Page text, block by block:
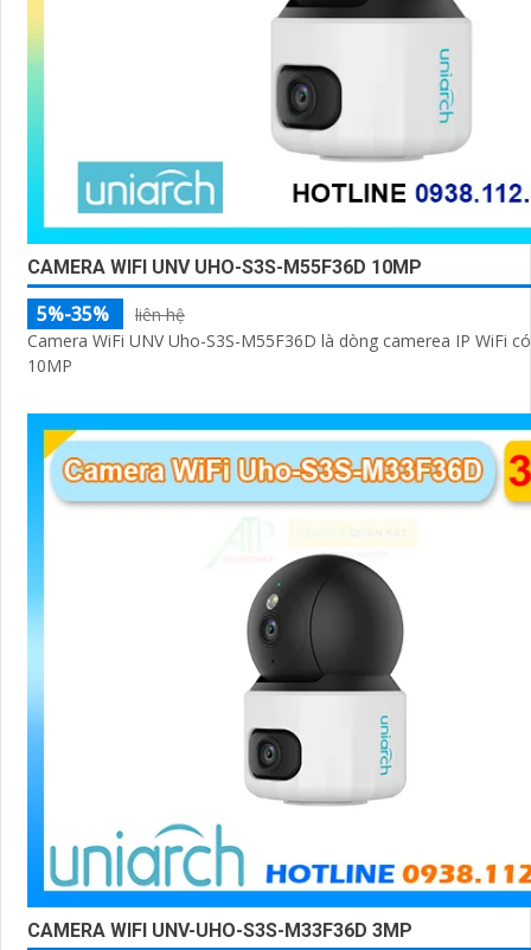
CAMERA WIFI UNV UHO-S3S-M55F36D 10MP
5%-35%
liên hệ
Camera WiFi UNV Uho-S3S-M55F36D là dòng camerea IP WiFi
10MP
CAMERA WIFI UNV-UHO-S3S-M33F36D 3MP